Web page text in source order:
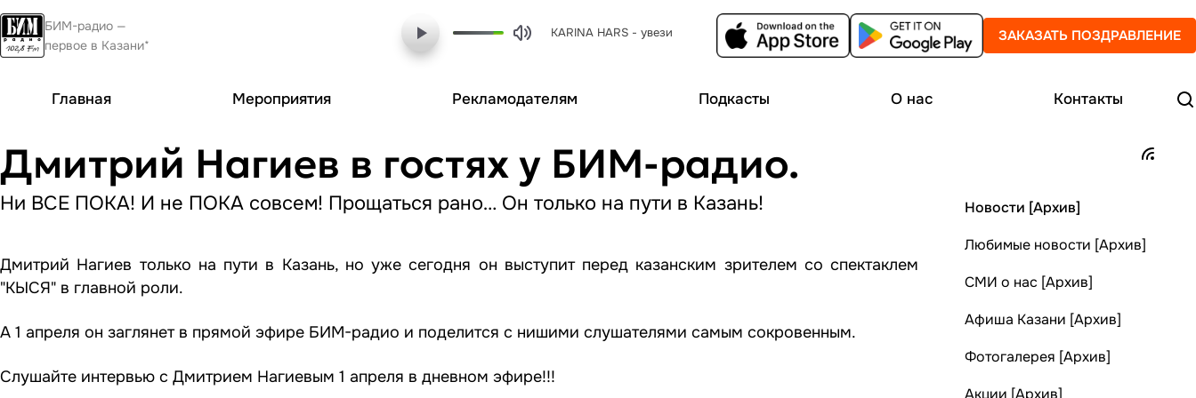
БИМ-радио —
первое в Казани*
KARINA HARS - увези ЗАКАЗАТЬ ПОЗДРАВЛЕНИЕ
Главная Мероприятия Рекламодателям Подкасты О нас Контакты
Дмитрий Нагиев в гостях у БИМ-радио.
Ни ВСЕ ПОКА! И не ПОКА совсем! Прощаться рано… Он только на пути в Казань!
Дмитрий Нагиев только на пути в Казань, но уже сегодня он выступит перед казанским зрителем со спектаклем
"КЫСЯ" в главной роли.
А 1 апреля он заглянет в прямой эфире БИМ-радио и поделится с нишими слушателями самым сокровенным.
Слушайте интервью с Дмитрием Нагиевым 1 апреля в дневном эфире!!!
Новости [Архив]
Любимые новости [Архив]
СМИ о нас [Архив]
Афиша Казани [Архив]
Фотогалерея [Архив]
Акции [Архив]